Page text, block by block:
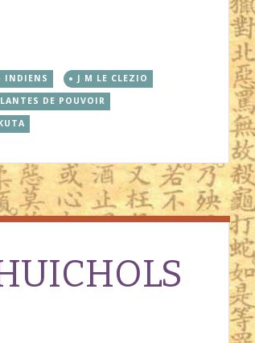
INDIENS
J M LE CLEZIO
DE POUVOIR